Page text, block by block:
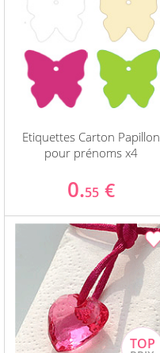
Etiquettes Carton Papillon
pour prénoms x4
0.55 €